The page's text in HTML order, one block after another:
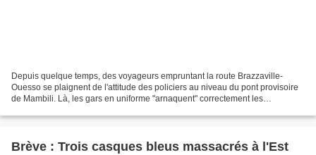
Depuis quelque temps, des voyageurs empruntant la route Brazzaville-
Ouesso se plaignent de l'attitude des policiers au niveau du pont provisoire
de Mambili. Là, les gars en uniforme "arnaquent" correctement les
Brève : Trois casques bleus massacrés à l'Est